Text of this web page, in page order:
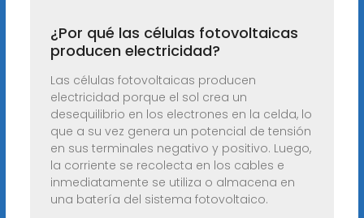
¿Por qué las células fotovoltaicas
producen electricidad?
Las células fotovoltaicas producen
electricidad porque el sol crea un
desequilibrio en los electrones en la celda, lo
que a su vez genera un potencial de tensión
en sus terminales negativo y positivo. Luego,
la corriente se recolecta en los cables e
inmediatamente se utiliza o almacena en
una batería del sistema fotovoltaico.